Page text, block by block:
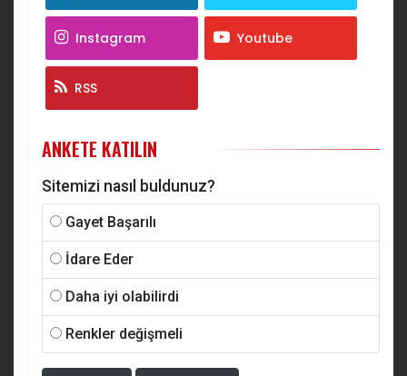
Instagram Youtube
RSS
ANKETE KATILIN
Sitemizi nasıl buldunuz?
Gayet Başarılı
İdare Eder
Daha iyi olabilirdi
Renkler değişmeli